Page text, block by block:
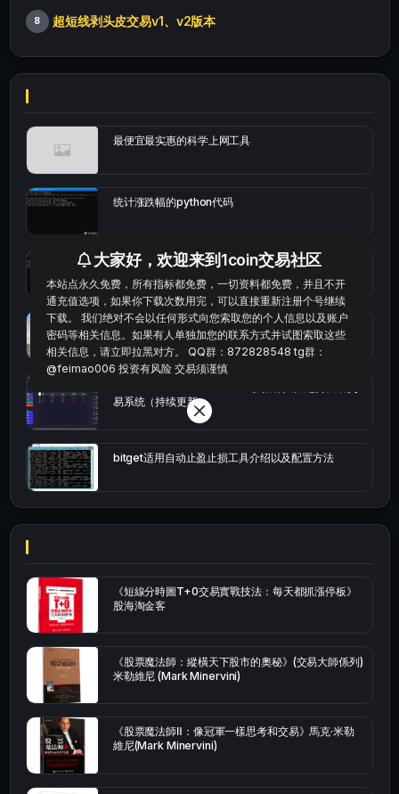
8 超短线剥头皮交易v1、v2版本
最便宜最实惠的科学上网工具
统计涨跌幅的python代码
okx的短线量化的免费版本
bybit安卓端
易系统（持续更新）
bitget适用自动止盈止损工具介绍以及配置方法
《短線分時圖T+0交易實戰技法：每天都抓漲停板》
股海淘金客
《股票魔法師：縱橫天下股市的奧秘》(交易大師係列)
米勒維尼 (Mark Minervini)
《股票魔法師Ⅱ：像冠軍一樣思考和交易》馬克·米勒
維尼(Mark Minervini)
大家好，欢迎来到1coin交易社区
本站点永久免费，所有指标都免费，一切资料都免费，并且不开
通充值选项，如果你下载次数用完，可以直接重新注册个号继续
下载。 我们绝对不会以任何形式向您索取您的个人信息以及账户
密码等相关信息。如果有人单独加您的联系方式并试图索取这些
相关信息，请立即拉黑对方。 QQ群：872828548 tg群：
@feimao006 投资有风险 交易须谨慎